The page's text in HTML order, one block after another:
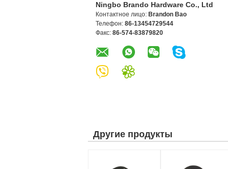
Ningbo Brando Hardware Co., Ltd
Контактное лицо: Brandon Bao
Телефон: 86-13454729544
Факс: 86-574-83879820
Другие продукты